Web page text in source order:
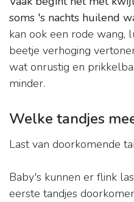
soms 's nachts huilend
kan ook een rode wang,
beetje verhoging
wat onrustig en
minder.
Welke tandjes
Last van doorkomende
Baby's kunnen er flink
eerste tandjes